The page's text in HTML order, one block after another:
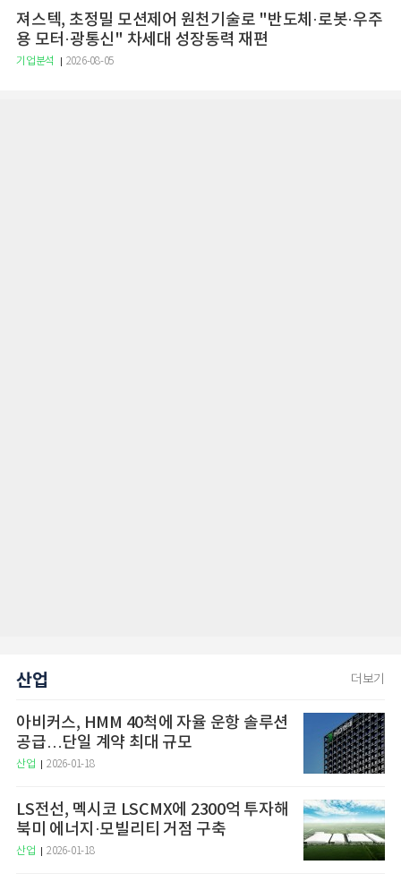
져스텍, 초정밀 모션제어 원천기술로 "반도체·로봇·우주
용 모터·광통신" 차세대 성장동력 재편
기업분석 2026-08-05
산업 더보기
아비커스, HMM 40척에 자율 운항 솔루션
공급…단일 계약 최대 규모
산업 2026-01-18
LS전선, 멕시코 LSCMX에 2300억 투자해
북미 에너지·모빌리티 거점 구축
산업 2026-01-18